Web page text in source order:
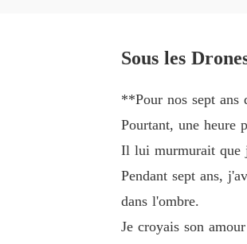
Je pensais que son
Sous les
**Pour nos sept ans
Pourtant, une heure
Il lui murmurait que
Pendant sept ans,
dans l'ombre.
Je croyais son